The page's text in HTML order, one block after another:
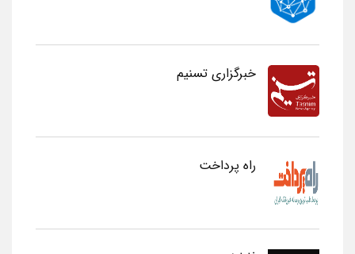
خبرگزاری تسنیم
راه پرداخت